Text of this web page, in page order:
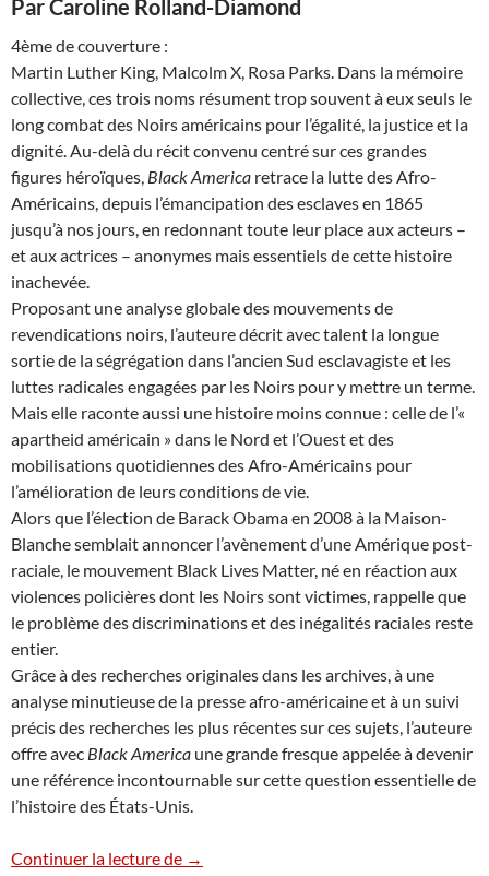
Par Caroline Rolland-Diamond
4ème de couverture :
Martin Luther King, Malcolm X, Rosa Parks. Dans la mémoire
collective, ces trois noms résument trop souvent à eux seuls le
long combat des Noirs américains pour l’égalité, la justice et la
dignité. Au-delà du récit convenu centré sur ces grandes
figures héroïques, Black America retrace la lutte des Afro-
Américains, depuis l’émancipation des esclaves en 1865
jusqu’à nos jours, en redonnant toute leur place aux acteurs –
et aux actrices – anonymes mais essentiels de cette histoire
inachevée.
Proposant une analyse globale des mouvements de
revendications noirs, l’auteure décrit avec talent la longue
sortie de la ségrégation dans l’ancien Sud esclavagiste et les
luttes radicales engagées par les Noirs pour y mettre un terme.
Mais elle raconte aussi une histoire moins connue : celle de l’«
apartheid américain » dans le Nord et l’Ouest et des
mobilisations quotidiennes des Afro-Américains pour
l’amélioration de leurs conditions de vie.
Alors que l’élection de Barack Obama en 2008 à la Maison-
Blanche semblait annoncer l’avènement d’une Amérique post-
raciale, le mouvement Black Lives Matter, né en réaction aux
violences policières dont les Noirs sont victimes, rappelle que
le problème des discriminations et des inégalités raciales reste
entier.
Grâce à des recherches originales dans les archives, à une
analyse minutieuse de la presse afro-américaine et à un suivi
précis des recherches les plus récentes sur ces sujets, l’auteure
offre avec Black America une grande fresque appelée à devenir
une référence incontournable sur cette question essentielle de
l’histoire des États-Unis.
Continuer la lecture de Black America – Caroline Rolland-
→